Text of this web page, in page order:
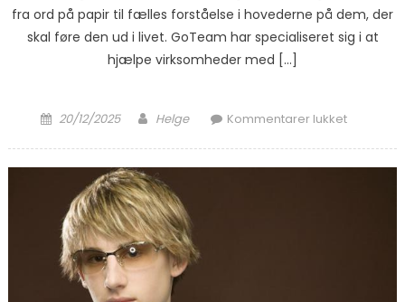
fra ord på papir til fælles forståelse i hovederne på dem, der
skal føre den ud i livet. GoTeam har specialiseret sig i at
hjælpe virksomheder med […]
Posted on
20/12/2025 Author
Helge Kommentarer lukket